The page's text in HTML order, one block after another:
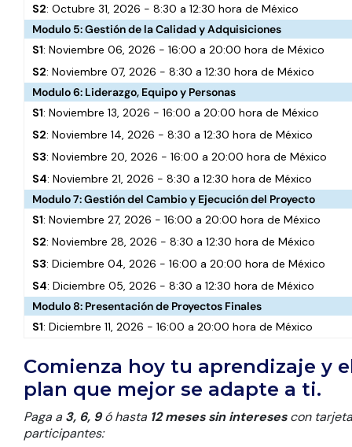
S2: Octubre 31, 2026 - 8:30 a 12:30 hora de México
Modulo 5: Gestión de la Calidad y Adquisiciones
S1: Noviembre 06, 2026 - 16:00 a 20:00 hora de México
S2: Noviembre 07, 2026 - 8:30 a 12:30 hora de México
Modulo 6: Liderazgo, Equipo y Personas
S1: Noviembre 13, 2026 - 16:00 a 20:00 hora de México
S2: Noviembre 14, 2026 - 8:30 a 12:30 hora de México
S3: Noviembre 20, 2026 - 16:00 a 20:00 hora de México
S4: Noviembre 21, 2026 - 8:30 a 12:30 hora de México
Modulo 7: Gestión del Cambio y Ejecución del Proyecto
S1: Noviembre 27, 2026 - 16:00 a 20:00 hora de México
S2: Noviembre 28, 2026 - 8:30 a 12:30 hora de México
S3: Diciembre 04, 2026 - 16:00 a 20:00 hora de México
S4: Diciembre 05, 2026 - 8:30 a 12:30 hora de México
Modulo 8: Presentación de Proyectos Finales
S1: Diciembre 11, 2026 - 16:00 a 20:00 hora de México
Comienza hoy tu aprendizaje y
plan que mejor se adapte a ti.
Paga a 3, 6, 9ó hasta 12 meses sin interesescon
participantes: